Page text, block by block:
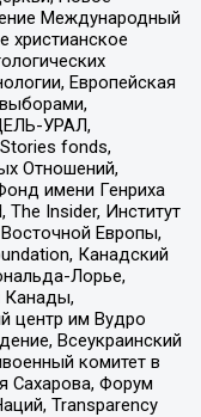
Международный
Европейская
УРАЛ,
fonds,
Отношений,
имени Генриха
The Insider, Институт
Европы,
Канадский
Лорье,
Канады,
центр им Вудро
Всеукраинский
комитет в
Сахарова, Форум
Transparеncy